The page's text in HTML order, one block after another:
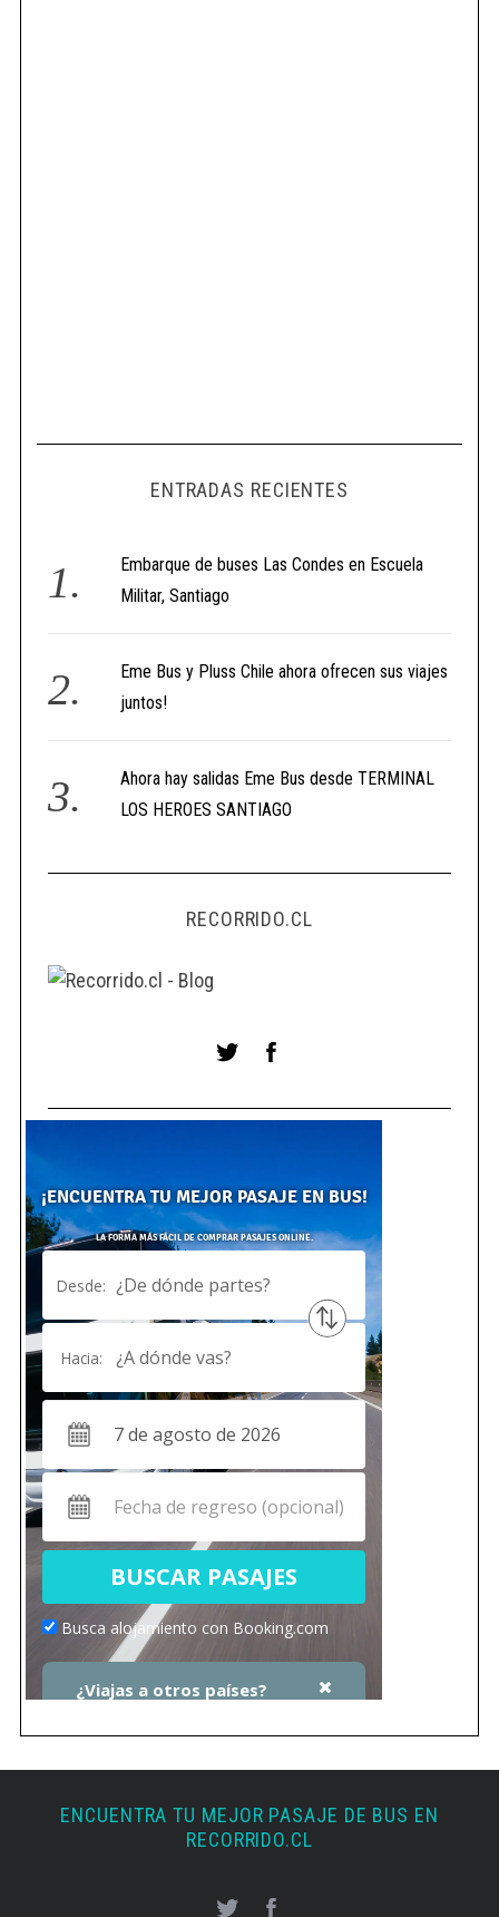
ENTRADAS RECIENTES
Embarque de buses Las Condes en Escuela
Militar, Santiago
Eme Bus y Pluss Chile ahora ofrecen sus viajes
juntos!
Ahora hay salidas Eme Bus desde TERMINAL
LOS HEROES SANTIAGO
RECORRIDO.CL
ENCUENTRA TU MEJOR PASAJE DE BUS EN
RECORRIDO.CL